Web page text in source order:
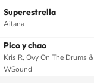
Superestrella
Aitana
Pico y chao
Kris R, Ovy On The Drums &
WSound